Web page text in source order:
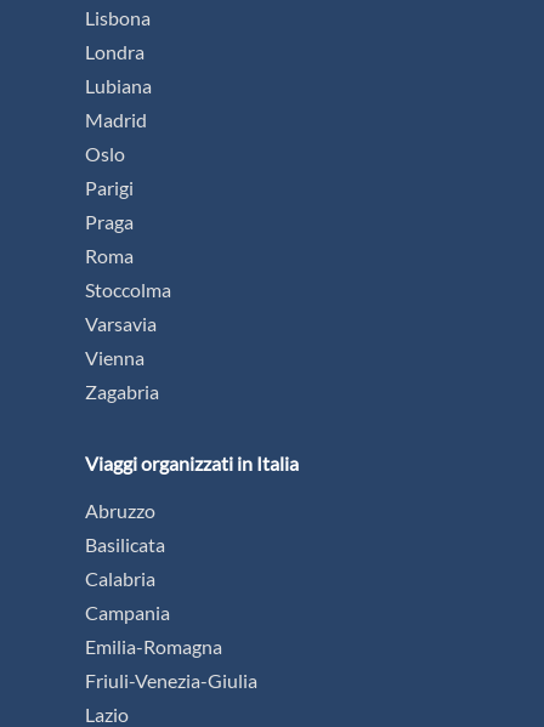
Lisbona
Londra
Lubiana
Madrid
Oslo
Parigi
Praga
Roma
Stoccolma
Varsavia
Vienna
Zagabria
Viaggi organizzati in Italia
Abruzzo
Basilicata
Calabria
Campania
Emilia-Romagna
Friuli-Venezia-Giulia
Lazio